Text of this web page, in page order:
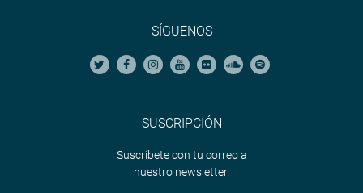
SÍGUENOS
SUSCRIPCIÓN
Suscríbete con tu correo a
nuestro newsletter.